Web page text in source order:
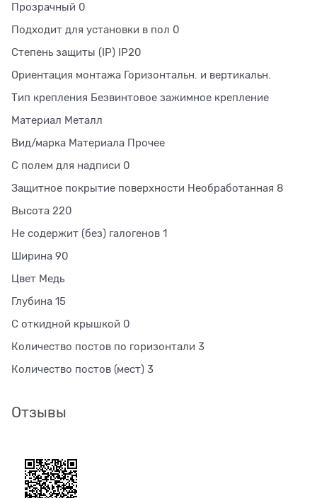
Прозрачный 0
Подходит для установки в пол 0
Степень защиты (IP) IP20
Ориентация монтажа Горизонтальн. и вертикальн.
Тип крепления Безвинтовое зажимное крепление
Материал Металл
Вид/марка Материала Прочее
С полем для надписи 0
Защитное покрытие поверхности Необработанная 8
Высота 220
Не содержит (без) галогенов 1
Ширина 90
Цвет Медь
Глубина 15
С откидной крышкой 0
Количество постов по горизонтали 3
Количество постов (мест) 3
Отзывы